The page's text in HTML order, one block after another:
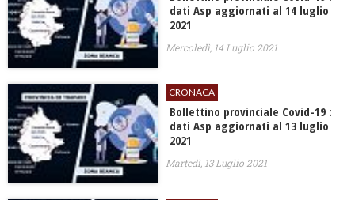
dati Asp aggiornati al 14 luglio
2021
Mercoledì, 14 Luglio 2021
CRONACA
Bollettino provinciale Covid-19 :
dati Asp aggiornati al 13 luglio
2021
Martedì, 13 Luglio 2021